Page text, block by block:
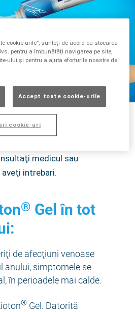
acest medicament
medicul sau
intrebari.
® Gel în tot
de afecţiuni venoase
anului, simptomele se
în perioadele mai calde.
® Gel. Datorită
cookie-urile”, sunteți de acord cu stocarea
pentru a îmbunătăți navigarea pe site,
ului și pentru a ajuta eforturile noastre de
Accept toate cookie-urile
cookie-uri